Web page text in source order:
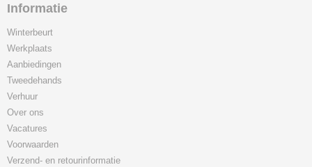
Informatie
Winterbeurt
Werkplaats
Aanbiedingen
Tweedehands
Verhuur
Over ons
Vacatures
Voorwaarden
Verzend- en retourinformatie